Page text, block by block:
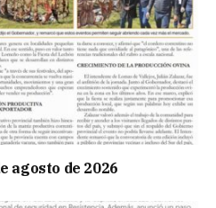
agosto de 2026